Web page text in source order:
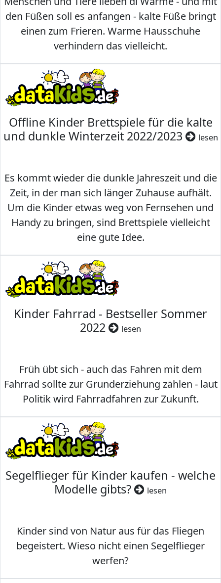
den Füßen soll es anfangen - kalte Füße bringt
einen zum Frieren. Warme Hausschuhe
verhindern das vielleicht.
Offline Kinder Brettspiele für die kalte
und dunkle Winterzeit 2022/2023
lesen
Es kommt wieder die dunkle Jahreszeit und die
Zeit, in der man sich länger Zuhause aufhält.
Um die Kinder etwas weg von Fernsehen und
Handy zu bringen, sind Brettspiele vielleicht
eine gute Idee.
Kinder Fahrrad - Bestseller Sommer
2022
lesen
Früh übt sich - auch das Fahren mit dem
Fahrrad sollte zur Grunderziehung zählen - laut
Politik wird Fahrradfahren zur Zukunft.
Segelflieger für Kinder kaufen - welche
Modelle gibts?
lesen
Kinder sind von Natur aus für das Fliegen
begeistert. Wieso nicht einen Segelflieger
werfen?